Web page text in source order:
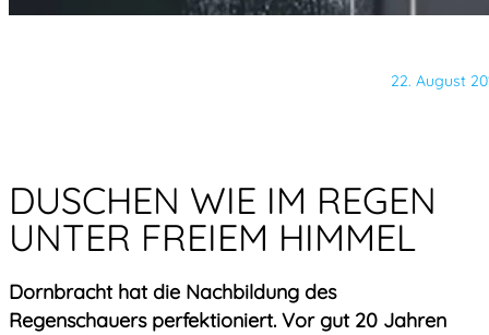
22. August
DUSCHEN WIE IM REGEN
UNTER FREIEM HIMMEL
Dornbracht hat die Nachbildung des
Regenschauers perfektioniert. Vor gut 20 Jahren